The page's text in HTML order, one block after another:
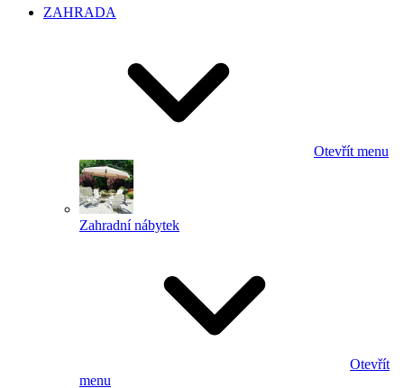
ZAHRADA
Otevřít menu
Zahradní nábytek
Otevřít
menu